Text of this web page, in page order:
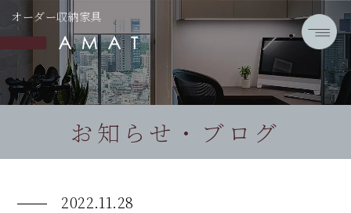
オーダー収納家具
お知らせ・ブログ
2022.11.28